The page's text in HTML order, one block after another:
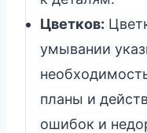
Цветков:
умывании
планы и
ошибок и